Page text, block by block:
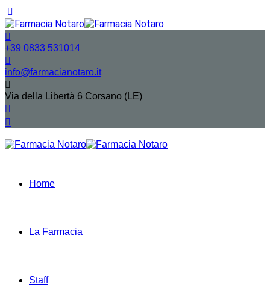
+39 0833 531014
info@farmacianotaro.it
Via della Libertà 6 Corsano (LE)
Home
La Farmacia
Staff